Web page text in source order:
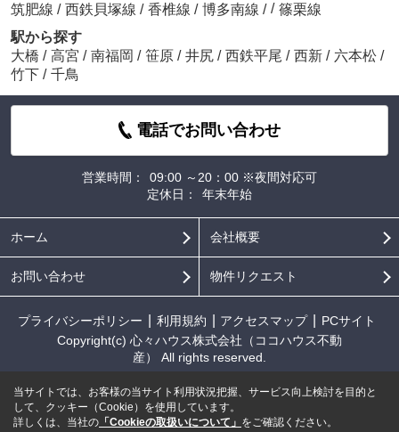
筑肥線 / 西鉄貝塚線 / 香椎線 / 博多南線 / / 篠栗線
駅から探す
大橋 / 高宮 / 南福岡 / 笹原 / 井尻 / 西鉄平尾 / 西新 / 六本松 /
竹下 / 千鳥
電話でお問い合わせ
営業時間：
09:00 ～20：00 ※夜間対応可
定休日：
年末年始
ホーム 会社概要
お問い合わせ 物件リクエスト
プライバシーポリシー 利用規約 アクセスマップ
PCサイト
Copyright(c) 心々ハウス株式会社（ココハウス不動
産） All rights reserved.
当サイトでは、お客様の当サイト利用状況把握、サービス向上検討を目的と
して、クッキー（Cookie）を使用しています。
詳しくは、当社の 「Cookieの取扱いについて」 をご確認ください。